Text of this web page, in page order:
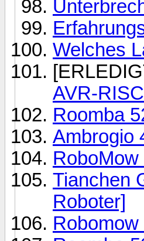
Welches
AVR-
Roomba
Ambrogio
Tianchen
Roboter]